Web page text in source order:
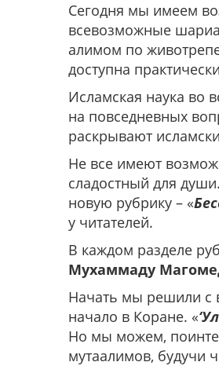
Сегодня мы имеем
всевозможные
алимом по
доступна
Исламская наука во
на повседневных
раскрывают
Не все имеют
сладостный для
новую рубрику – «
у читателей.
В каждом разделе
Мухаммаду
Начать мы решили с
начало в Коране. «
Но мы можем,
мутаалимов, будучи